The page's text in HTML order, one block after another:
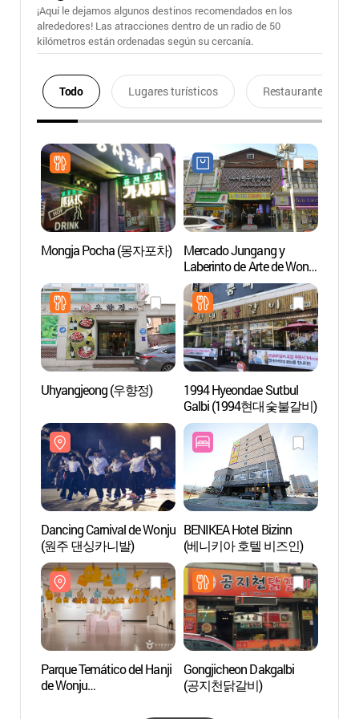
¡Aquí le dejamos algunos destinos recomendados en los
alrededores! Las atracciones dentro de un radio de 50
kilómetros están ordenadas según su cercanía.
Todo Lugares turísticos Restaurantes
Mongja Pocha (몽자포차)
Mercado Jungang y
Laberinto de Arte de Wonju
(미로예술 원주중앙시장)
Uhyangjeong (우향정)
1994 Hyeondae Sutbul
Galbi (1994현대숯불갈비)
Dancing Carnival de Wonju
(원주 댄싱카니발)
BENIKEA Hotel Bizinn
(베니키아 호텔 비즈인)
Parque Temático del Hanji
de Wonju
Gongjicheon Dakgalbi
(공지천닭갈비)